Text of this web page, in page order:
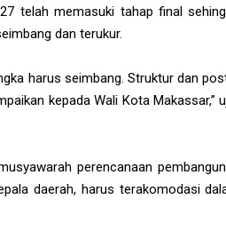
telah memasuki tahap final
dan terukur.
harus seimbang. Struktur dan
kepada Wali Kota Makassar,”
perencanaan
daerah, harus terakomodasi